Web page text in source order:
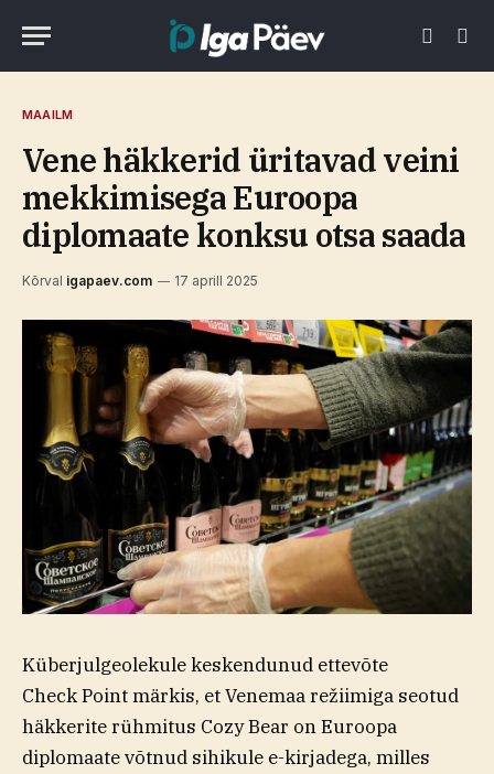
MAAILM
Vene häkkerid üritavad veini
mekkimisega Euroopa
diplomaate konksu otsa saada
Kõrval igapaev.com 17 aprill 2025
Küberjulgeolekule keskendunud ettevõte
Check Point märkis, et Venemaa režiimiga seotud
häkkerite rühmitus Cozy Bear on Euroopa
diplomaate võtnud sihikule e-kirjadega, milles